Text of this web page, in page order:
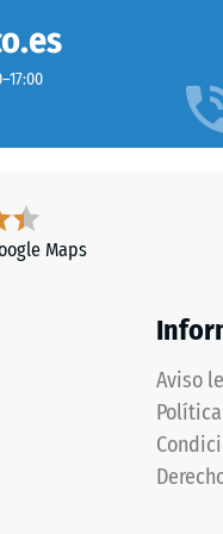
Clase
a
-
Valor
Maps
Aviso